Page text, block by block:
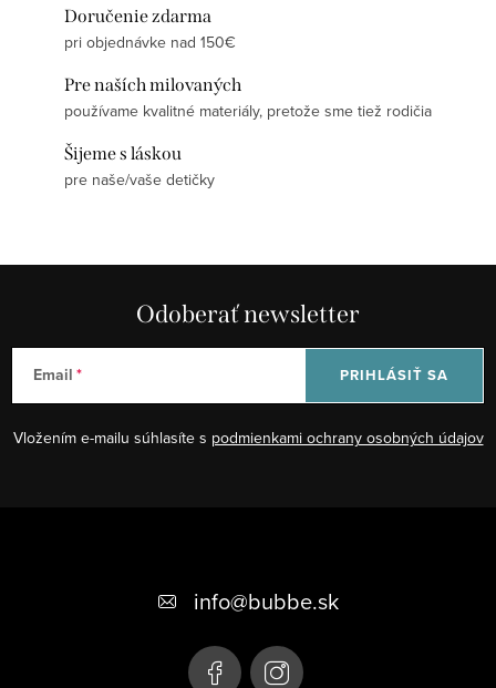
Doručenie zdarma
pri objednávke nad 150€
Pre naších milovaných
používame kvalitné materiály, pretože sme tiež rodičia
Šijeme s láskou
pre naše/vaše detičky
Odoberať newsletter
Email
Vložením e-mailu súhlasíte s podmienkami ochrany osobných údajov
PRIHLÁSIŤ SA
info@bubbe.sk